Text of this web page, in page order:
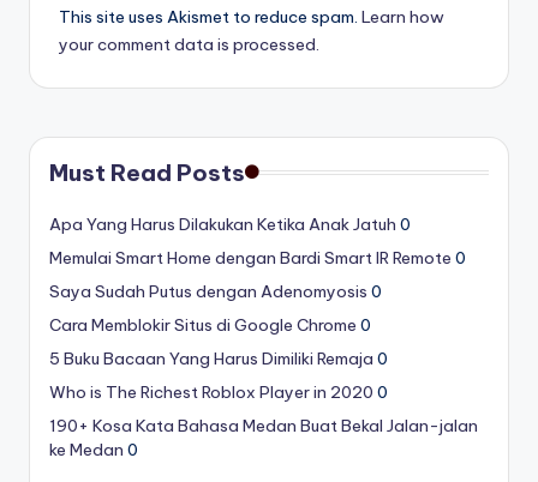
This site uses Akismet to reduce spam. Learn how
your comment data is processed.
Must Read Posts
Apa Yang Harus Dilakukan Ketika Anak Jatuh 0
Memulai Smart Home dengan Bardi Smart IR Remote 0
Saya Sudah Putus dengan Adenomyosis 0
Cara Memblokir Situs di Google Chrome 0
5 Buku Bacaan Yang Harus Dimiliki Remaja 0
Who is The Richest Roblox Player in 2020 0
190+ Kosa Kata Bahasa Medan Buat Bekal Jalan-jalan
ke Medan 0